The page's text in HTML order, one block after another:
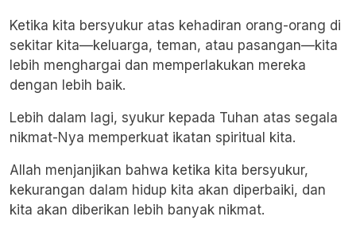
Ketika kita bersyukur atas kehadiran orang-orang di
sekitar kita—keluarga, teman, atau pasangan—kita
lebih menghargai dan memperlakukan mereka
dengan lebih baik.
Lebih dalam lagi, syukur kepada Tuhan atas segala
nikmat-Nya memperkuat ikatan spiritual kita.
Allah menjanjikan bahwa ketika kita bersyukur,
kekurangan dalam hidup kita akan diperbaiki, dan
kita akan diberikan lebih banyak nikmat.